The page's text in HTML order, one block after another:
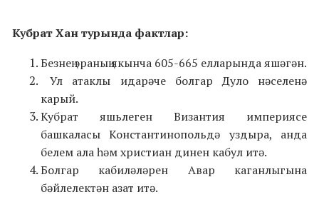
Кубрат Хан турында фактлар:
Безнең эраның якынча 605-665 елларында яшәгән.
Ул атаклы идарәче болгар Дуло нәселенә
карый.
Кубрат яшьлеген Византия империясе
башкаласы Константинопольдә уздыра, анда
белем ала һәм христиан динен кабул итә.
Болгар кабиләләрен Авар каганлыгына
бәйлелектән азат итә.